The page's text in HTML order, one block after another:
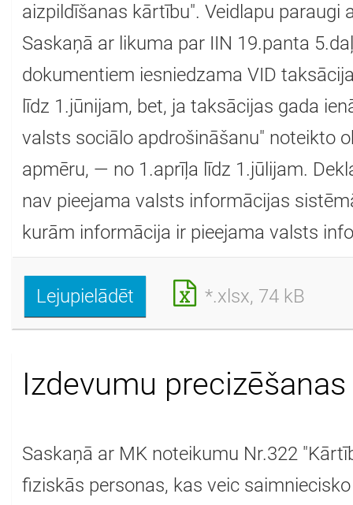
aizpildīšanas kārtību". Veidlapu
Saskaņā ar likuma par IIN 19.panta
dokumentiem iesniedzama VID
līdz 1.jūnijam, bet, ja taksācijas gada
valsts sociālo apdrošināšanu" noteikto
apmēru, — no 1.aprīļa līdz 1.jūlijam.
nav pieejama valsts informācijas
kurām informācija ir pieejama valsts
Lejupielādēt *.xlsx, 74 kB
Izdevumu
Saskaņā ar MK noteikumu Nr.322
fiziskās personas, kas veic